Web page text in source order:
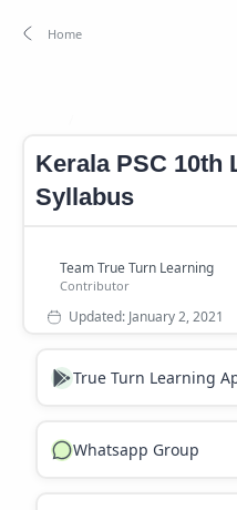
Kerala PSC 10th
Syllabus
True Turn Learning
Whatsapp Group